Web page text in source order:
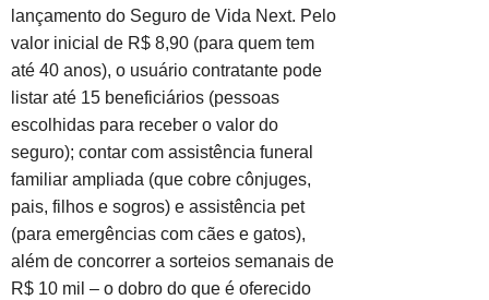
lançamento do Seguro de Vida Next. Pelo
valor inicial de R$ 8,90 (para quem tem
até 40 anos), o usuário contratante pode
listar até 15 beneficiários (pessoas
escolhidas para receber o valor do
seguro); contar com assistência funeral
familiar ampliada (que cobre cônjuges,
pais, filhos e sogros) e assistência pet
(para emergências com cães e gatos),
além de concorrer a sorteios semanais de
R$ 10 mil – o dobro do que é oferecido